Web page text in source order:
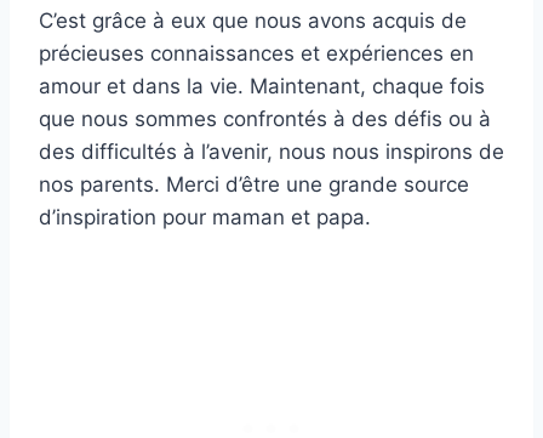
C’est grâce à eux que nous avons acquis de
précieuses connaissances et expériences en
amour et dans la vie. Maintenant, chaque fois
que nous sommes confrontés à des défis ou à
des difficultés à l’avenir, nous nous inspirons de
nos parents. Merci d’être une grande source
d’inspiration pour maman et papa.